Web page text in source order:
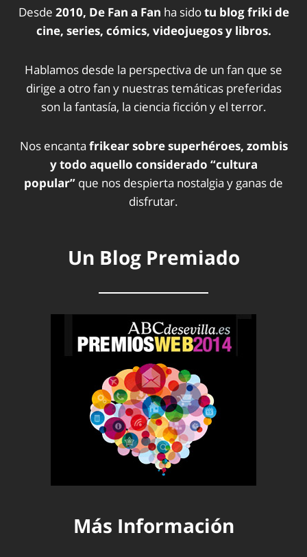
Desde 2010, De Fan a Fan ha sidotu blog friki de
cine, series, cómics, videojuegos y libros.
Hablamos desde la perspectiva de un fan que se
dirige a otro fan y nuestras temáticas preferidas
son la fantasía, la ciencia ficción y el terror.
Nos encanta frikear sobre superhéroes, zombis
y todo aquello considerado “cultura
popular” que nos despierta nostalgia y ganas de
disfrutar.
Un Blog Premiado
Más Información